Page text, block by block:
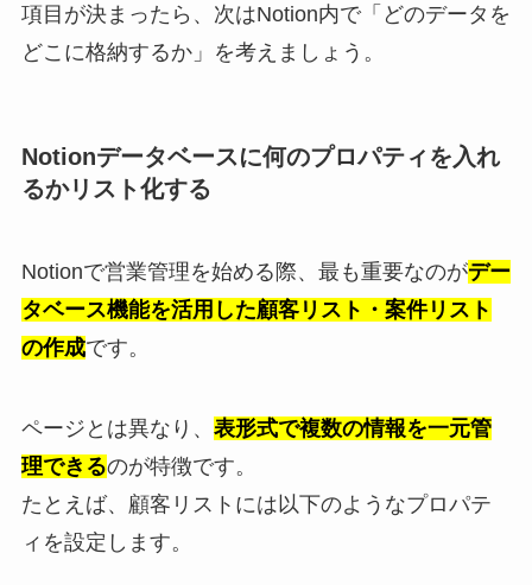
項目が決まったら、次はNotion内で「どのデータを
どこに格納するか」を考えましょう。
Notionデータベースに何のプロパティを入れ
るかリスト化する
Notionで営業管理を始める際、最も重要なのがデー
タベース機能を活用した顧客リスト・案件リスト
の作成です。
ページとは異なり、 表形式で複数の情報を一元管
理できるのが特徴です。
たとえば、顧客リストには以下のようなプロパテ
ィを設定します。